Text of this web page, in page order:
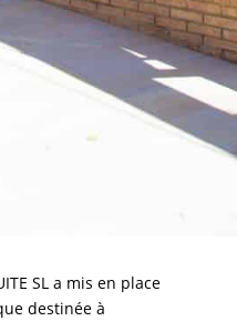
SL a mis en place
destinée à